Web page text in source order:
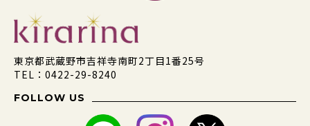
東京都武蔵野市吉祥寺南町2丁目1番25号
TEL：0422-29-8240
FOLLOW US